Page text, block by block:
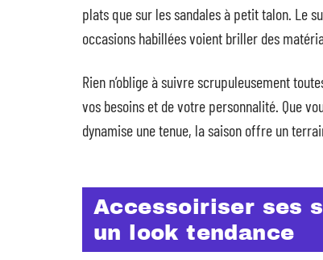
plats que sur les sandales à petit talon. Le
occasions habillées voient briller des
Rien n’oblige à suivre scrupuleusement
vos besoins et de votre personnalité. Que
dynamise une tenue, la saison offre un
Accessoiriser ses
un look tendance